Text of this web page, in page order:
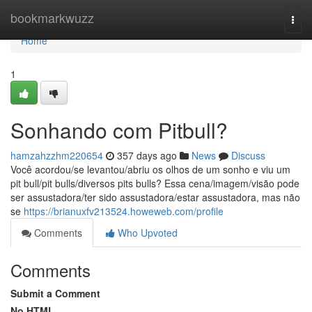
bookmarkwuzz
Home
Home
1
Sonhando com Pitbull?
hamzahzzhm220654 357 days ago News
Discuss
Você acordou/se levantou/abriu os olhos de um sonho e viu um
pit bull/pit bulls/diversos pits bulls? Essa cena/imagem/visão pode
ser assustadora/ter sido assustadora/estar assustadora, mas não
se https://brianuxfv213524.howeweb.com/profile
Comments
Who Upvoted
Comments
Submit a Comment